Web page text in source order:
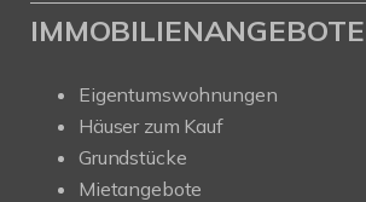
IMMOBILIENANGEBOTE
Eigentumswohnungen
Häuser zum Kauf
Grundstücke
Mietangebote